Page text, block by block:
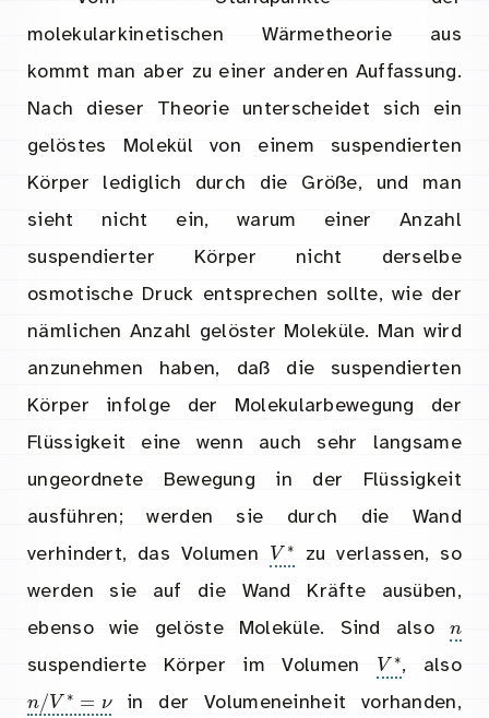
molekularkinetischen Wärmetheorie aus
kommt man aber zu einer anderen Auffassung.
Nach dieser Theorie unterscheidet sich ein
gelöstes Molekül von einem suspendierten
Körper lediglich durch die Größe, und man
sieht nicht ein, warum einer Anzahl
suspendierter Körper nicht derselbe
osmotische Druck entsprechen sollte, wie der
nämlichen Anzahl gelöster Moleküle. Man wird
anzunehmen haben, daß die suspendierten
Körper infolge der Molekularbewegung der
Flüssigkeit eine wenn auch sehr langsame
ungeordnete Bewegung in der Flüssigkeit
ausführen; werden sie durch die Wand
verhindert, das Volumen
zu verlassen, so
werden sie auf die Wand Kräfte ausüben,
ebenso wie gelöste Moleküle. Sind also
suspendierte Körper im Volumen
V
, also
=
in der Volumeneinheit vorhanden,